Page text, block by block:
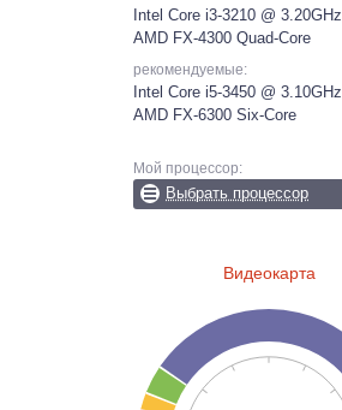
Intel Core i3-3210 @ 3.20GHz
AMD FX-4300 Quad-Core
рекомендуемые:
Intel Core i5-3450 @ 3.10GHz
AMD FX-6300 Six-Core
Мой процессор:
Выбрать процессор
Видеокарта